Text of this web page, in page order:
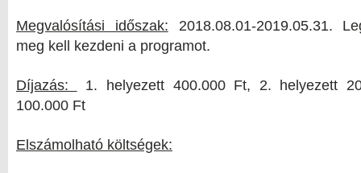
Megvalósítási időszak: 2018.08.01-2019.05.31.
meg kell kezdeni a programot.
Díjazás:
1. helyezett 400.000 Ft, 2. helyezett
100.000 Ft
Elszámolható költségek: